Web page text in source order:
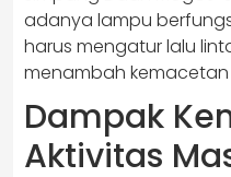
adanya lampu
harus mengatur lalu
menambah kemacetan
Dampak
Aktivitas